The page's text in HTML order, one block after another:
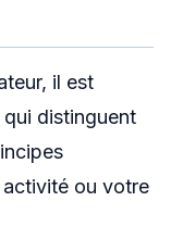
il est
distinguent
activité ou votre